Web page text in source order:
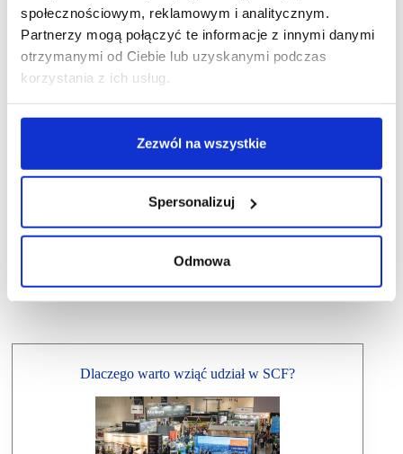
społecznościowym, reklamowym i analitycznym.
Partnerzy mogą połączyć te informacje z innymi danymi
otrzymanymi od Ciebie lub uzyskanymi podczas
korzystania z ich usług.
Zezwól na wszystkie
Spersonalizuj
Odmowa
Dlaczego warto wziąć udział w SCF?